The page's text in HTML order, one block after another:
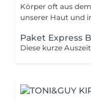
Körper oft aus dem
unserer Haut und
Paket Express